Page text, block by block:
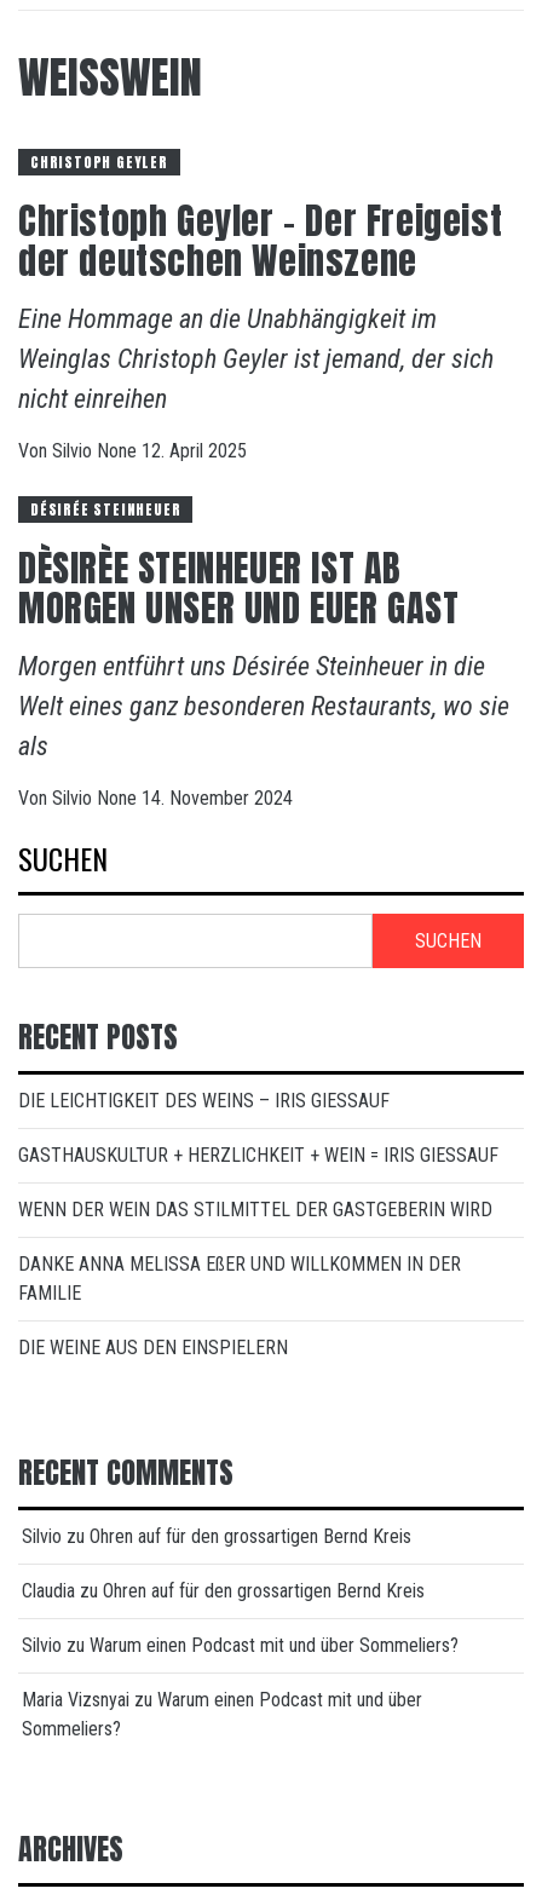
WEISSWEIN
CHRISTOPH GEYLER
Christoph Geyler – Der Freigeist
der deutschen Weinszene
Eine Hommage an die Unabhängigkeit im
Weinglas Christoph Geyler ist jemand, der sich
nicht einreihen
Von Silvio None 12. April 2025
DÉSIRÉE STEINHEUER
DÈSIRÈE STEINHEUER IST AB
MORGEN UNSER UND EUER GAST
Morgen entführt uns Désirée Steinheuer in die
Welt eines ganz besonderen Restaurants, wo sie
als
Von Silvio None 14. November 2024
SUCHEN
SUCHEN
RECENT POSTS
DIE LEICHTIGKEIT DES WEINS – IRIS GIESSAUF
GASTHAUSKULTUR + HERZLICHKEIT + WEIN = IRIS GIESSAUF
WENN DER WEIN DAS STILMITTEL DER GASTGEBERIN WIRD
DANKE ANNA MELISSA EßER UND WILLKOMMEN IN DER
FAMILIE
DIE WEINE AUS DEN EINSPIELERN
RECENT COMMENTS
Silvio zu Ohren auf für den grossartigen Bernd Kreis
Claudia zu Ohren auf für den grossartigen Bernd Kreis
Silvio zu Warum einen Podcast mit und über Sommeliers?
Maria Vizsnyai zu Warum einen Podcast mit und über
Sommeliers?
ARCHIVES